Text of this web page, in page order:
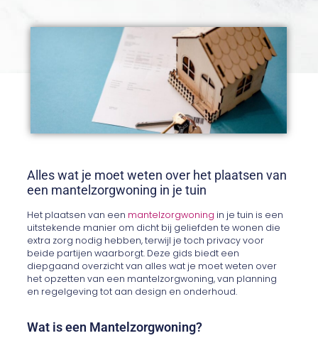
Alles wat je moet weten over het plaatsen van
een mantelzorgwoning in je tuin
Het plaatsen van een mantelzorgwoning in je tuin is een
uitstekende manier om dicht bij geliefden te wonen die
extra zorg nodig hebben, terwijl je toch privacy voor
beide partijen waarborgt. Deze gids biedt een
diepgaand overzicht van alles wat je moet weten over
het opzetten van een mantelzorgwoning, van planning
en regelgeving tot aan design en onderhoud.
Wat is een Mantelzorgwoning?